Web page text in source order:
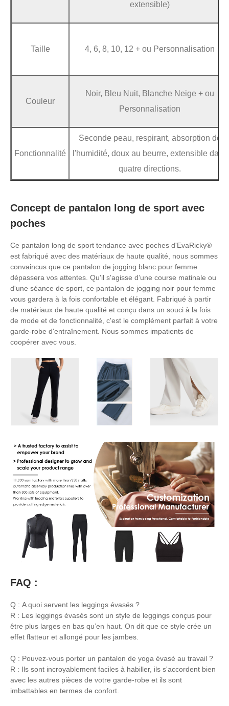
extensible)
Taille 4, 6, 8, 10, 12 + ou Personnalisation
Couleur
Noir, Bleu Nuit, Blanche Neige + ou
Personnalisation
Fonctionnalité
Seconde peau, respirant, absorption de
l'humidité, doux au beurre, extensible dans
quatre directions.
Concept de pantalon long de sport avec
poches
Ce pantalon long de sport tendance avec poches d'EvaRicky®
est fabriqué avec des matériaux de haute qualité, nous sommes
convaincus que ce pantalon de jogging blanc pour femme
dépassera vos attentes. Qu'il s'agisse d'une course matinale ou
d'une séance de sport, ce pantalon de jogging noir pour femme
vous gardera à la fois confortable et élégant. Fabriqué à partir
de matériaux de haute qualité et conçu dans un souci à la fois
de mode et de fonctionnalité, c'est le complément parfait à votre
garde-robe d'entraînement. Nous sommes impatients de
coopérer avec vous.
FAQ :
Q : A quoi servent les leggings évasés ?
R : Les leggings évasés sont un style de leggings conçus pour
être plus larges en bas qu’en haut. On dit que ce style crée un
effet flatteur et allongé pour les jambes.
Q : Pouvez-vous porter un pantalon de yoga évasé au travail ?
R : Ils sont incroyablement faciles à habiller, ils s'accordent bien
avec les autres pièces de votre garde-robe et ils sont
imbattables en termes de confort.